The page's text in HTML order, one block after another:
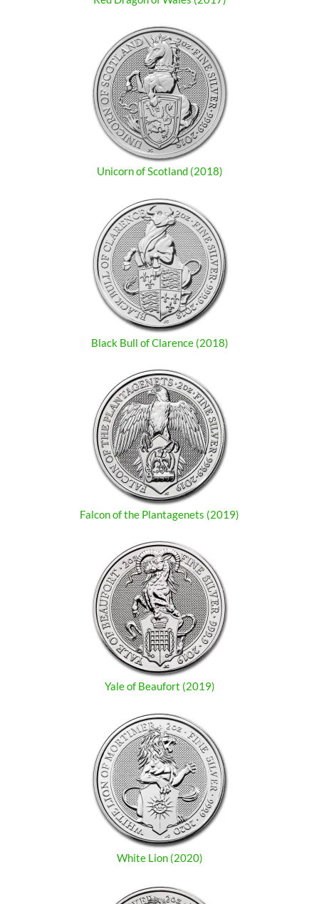
Unicorn of Scotland (2018)
Black Bull of Clarence (2018)
Falcon of the Plantagenets (2019)
Yale of Beaufort (2019)
White Lion (2020)